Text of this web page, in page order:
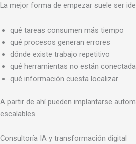
La mejor forma de empezar suele ser
qué tareas consumen más tiempo
qué procesos generan errores
dónde existe trabajo repetitivo
qué herramientas no están
qué información cuesta localizar
A partir de ahí pueden implantarse
escalables.
Consultoría IA y transformación digital